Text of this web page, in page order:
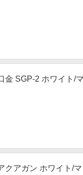
SGP-2 ホワイト/
クアガン ホワイト/